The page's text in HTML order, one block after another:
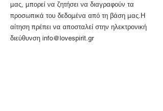
μας, μπορεί να ζητήσει να διαγραφούν τα
προσωπικά του δεδομένα από τη βάση μας.Η
αίτηση πρέπει να αποσταλεί στην ηλεκτρονική
διεύθυνση info@lovespirit.gr